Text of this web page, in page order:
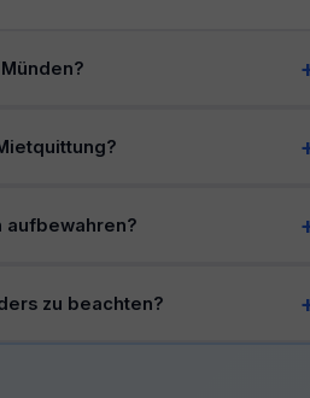
aufbewahren?
zu beachten?